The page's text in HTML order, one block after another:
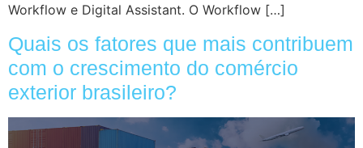
Workflow e Digital Assistant. O Workflow […]
Quais os fatores que mais contribuem
com o crescimento do comércio
exterior brasileiro?